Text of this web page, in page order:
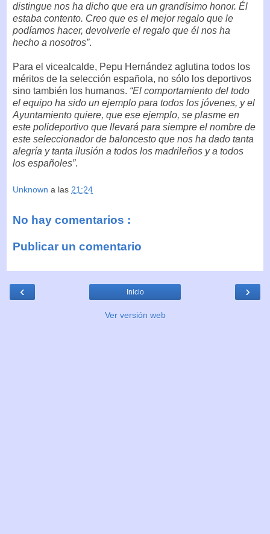
distingue nos ha dicho que era un grandísimo honor. Él
estaba contento. Creo que es el mejor regalo que le
podíamos hacer, devolverle el regalo que él nos ha
hecho a nosotros”.
Para el vicealcalde, Pepu Hernández aglutina todos los
méritos de la selección española, no sólo los deportivos
sino también los humanos. “El comportamiento del todo
el equipo ha sido un ejemplo para todos los jóvenes, y el
Ayuntamiento quiere, que ese ejemplo, se plasme en
este polideportivo que llevará para siempre el nombre de
este seleccionador de baloncesto que nos ha dado tanta
alegría y tanta ilusión a todos los madrileños y a todos
los españoles”.
Unknown a las 21:24
No hay comentarios :
Publicar un comentario
‹ ›
Inicio
Ver versión web